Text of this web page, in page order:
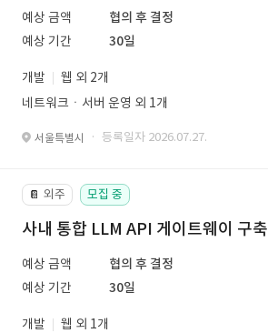
예상 금액
협의 후 결정
예상 기간
30일
개발
웹 외 2개
네트워크ㆍ서버 운영 외 1개
서울특별시 · 등록일자 2026.07.27.
📔 외주 모집 중
사내 통합 LLM API 게이트웨이 구축
예상 금액
협의 후 결정
예상 기간
30일
개발
웹 외 1개